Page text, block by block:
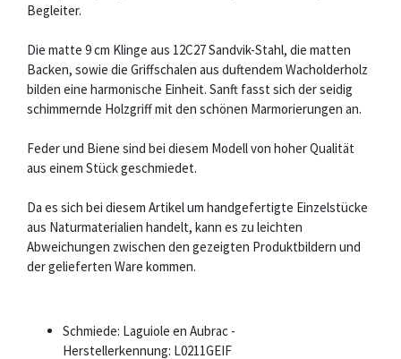
Begleiter.
Die matte 9 cm Klinge aus 12C27 Sandvik-Stahl, die matten
Backen, sowie die Griffschalen aus duftendem Wacholderholz
bilden eine harmonische Einheit. Sanft fasst sich der seidig
schimmernde Holzgriff mit den schönen Marmorierungen an.
Feder und Biene sind bei diesem Modell von hoher Qualität
aus einem Stück geschmiedet.
Da es sich bei diesem Artikel um handgefertigte Einzelstücke
aus Naturmaterialien handelt, kann es zu leichten
Abweichungen zwischen den gezeigten Produktbildern und
der gelieferten Ware kommen.
Schmiede: Laguiole en Aubrac -
Herstellerkennung: L0211GEIF